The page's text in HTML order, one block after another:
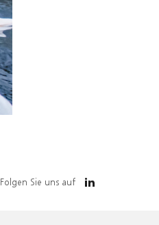
Folgen Sie uns auf